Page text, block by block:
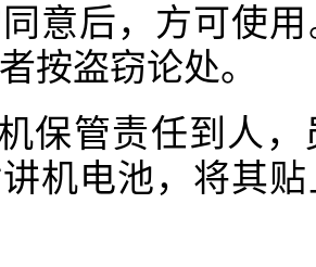
意后，方可使
按盗窃论处。
保管责任到人
机电池，将其